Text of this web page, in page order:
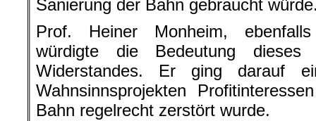
Sanierung der Bahn gebraucht
Prof. Heiner Monheim, ebenfalls
würdigte die Bedeutung dieses
Widerstandes. Er ging darauf
Wahnsinnsprojekten
Bahn regelrecht zerstört wurde.